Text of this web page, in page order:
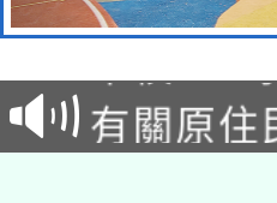
第3次招
本校115
次招考甄
有關原住
兒童少年